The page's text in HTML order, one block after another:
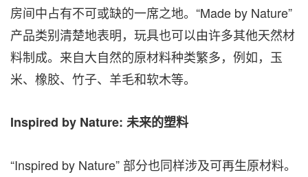
房间中占有不可或缺的一席之地。“Made by Nature”
产品类别清楚地表明，玩具也可以由许多其他天然材
料制成。来自大自然的原材料种类繁多，例如，玉
米、橡胶、竹子、羊毛和软木等。
Inspired by Nature: 未来的塑料
“Inspired by Nature” 部分也同样涉及可再生原材料。